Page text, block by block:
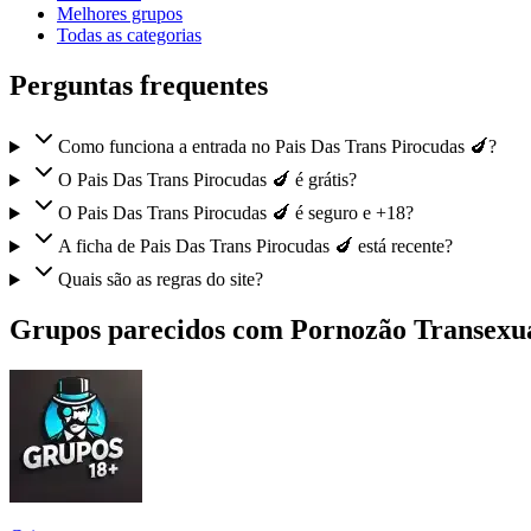
Melhores grupos
Todas as categorias
Perguntas frequentes
Como funciona a entrada no Pais Das Trans Pirocudas 🍆?
O Pais Das Trans Pirocudas 🍆 é grátis?
O Pais Das Trans Pirocudas 🍆 é seguro e +18?
A ficha de Pais Das Trans Pirocudas 🍆 está recente?
Quais são as regras do site?
Grupos parecidos com Pornozão